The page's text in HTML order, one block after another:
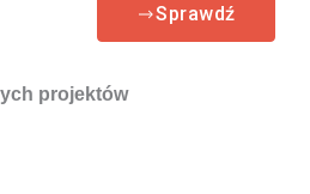
Sprawdź
projektów